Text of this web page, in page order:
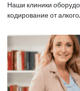
Наши клиники
кодирование от